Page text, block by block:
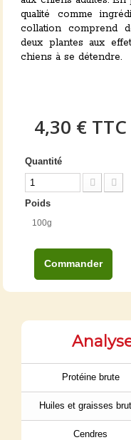
qualité comme
collation comprend
deux plantes aux
chiens à se détendre.
4,30 € TTC
Quantité
Poids
100g
Commander
Protéine brute
Huiles et graisses
Cendres